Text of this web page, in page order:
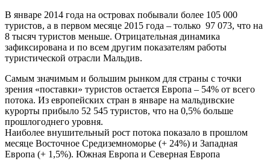
В январе 2014 года на островах побывали более 105 000
туристов, а в первом месяце 2015 года – только 97 073, что на
8 тысяч туристов меньше. Отрицательная динамика
зафиксирована и по всем другим показателям работы
туристической отрасли Мальдив.
Самым значимым и большим рынком для страны с точки
зрения «поставки» туристов остается Европа – 54% от всего
потока. Из европейских стран в январе на мальдивские
курорты прибыло 52 545 туристов, что на 0,5% больше
прошлогоднего уровня.
Наиболее внушительный рост потока показало в прошлом
месяце Восточное Средиземноморье (+ 24%) и Западная
Европа (+ 1,5%). Южная Европа и Северная Европа